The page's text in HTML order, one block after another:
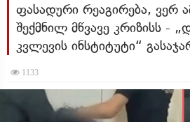
ფასადური რეაგირება, ვერ
შექმნილ მწვავე კრიზისს -
კვლევის ინსტიტუტი“
1133